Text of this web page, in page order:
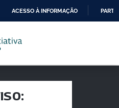
PARA
CONTEÚDO
ACESSO À INFORMAÇÃO